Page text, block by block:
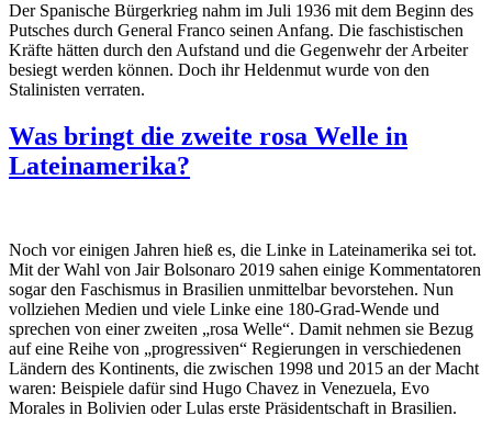
Der Spanische Bürgerkrieg nahm im Juli 1936 mit dem Beginn des
Putsches durch General Franco seinen Anfang. Die faschistischen
Kräfte hätten durch den Aufstand und die Gegenwehr der Arbeiter
besiegt werden können. Doch ihr Heldenmut wurde von den
Stalinisten verraten.
Was bringt die zweite rosa Welle in
Lateinamerika?
Noch vor einigen Jahren hieß es, die Linke in Lateinamerika sei tot.
Mit der Wahl von Jair Bolsonaro 2019 sahen einige Kommentatoren
sogar den Faschismus in Brasilien unmittelbar bevorstehen. Nun
vollziehen Medien und viele Linke eine 180-Grad-Wende und
sprechen von einer zweiten „rosa Welle“. Damit nehmen sie Bezug
auf eine Reihe von „progressiven“ Regierungen in verschiedenen
Ländern des Kontinents, die zwischen 1998 und 2015 an der Macht
waren: Beispiele dafür sind Hugo Chavez in Venezuela, Evo
Morales in Bolivien oder Lulas erste Präsidentschaft in Brasilien.